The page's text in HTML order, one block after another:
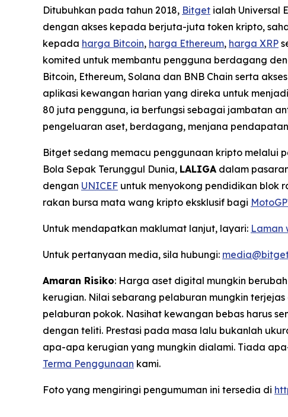
Ditubuhkan pada tahun 2018, Bitget ialah Universal
dengan akses kepada berjuta-juta token kripto,
kepada harga Bitcoin, harga Ethereum, harga XRP
komited untuk membantu pengguna berdagang
Bitcoin, Ethereum, Solana dan BNB Chain serta
aplikasi kewangan harian yang direka untuk
80 juta pengguna, ia berfungsi sebagai jambatan
pengeluaran aset, berdagang, menjana
Bitget sedang memacu penggunaan kripto melalui
Bola Sepak Terunggul Dunia, LALIGA dalam
dengan UNICEF untuk menyokong pendidikan blok
rakan bursa mata wang kripto eksklusif bagi
Untuk mendapatkan maklumat lanjut, layari: Laman
Untuk pertanyaan media, sila hubungi:
Amaran Risiko: Harga aset digital mungkin
kerugian. Nilai sebarang pelaburan mungkin
pelaburan pokok. Nasihat kewangan bebas harus
dengan teliti. Prestasi pada masa lalu bukanlah
apa-apa kerugian yang mungkin dialami. Tiada
Terma Penggunaan kami.
Foto yang mengiringi pengumuman ini tersedia di